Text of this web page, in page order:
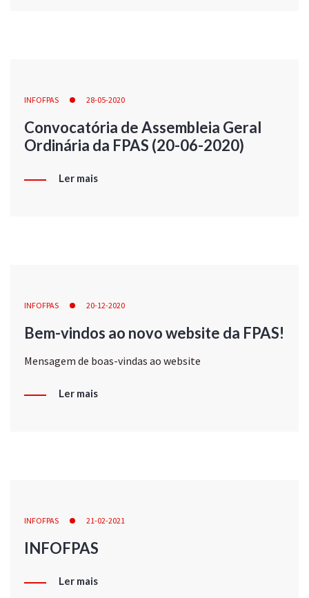
INFOFPAS 28-05-2020
Convocatória de Assembleia Geral
Ordinária da FPAS (20-06-2020)
Ler mais
INFOFPAS 20-12-2020
Bem-vindos ao novo website da FPAS!
Mensagem de boas-vindas ao website
Ler mais
INFOFPAS 21-02-2021
INFOFPAS
Ler mais